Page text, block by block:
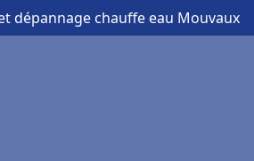
dépannage chauffe eau Mouvaux